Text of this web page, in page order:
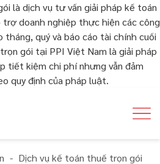
là dịch vụ tư vấn giải pháp kế toán
doanh nghiệp thực hiện các công
quý và báo cáo tài chính cuối
gói tại PPI Việt Nam là giải pháp
tiết kiệm chi phí nhưng vẫn đảm
quy định của pháp luật.
- Dịch vụ kế toán thuế trọn gói